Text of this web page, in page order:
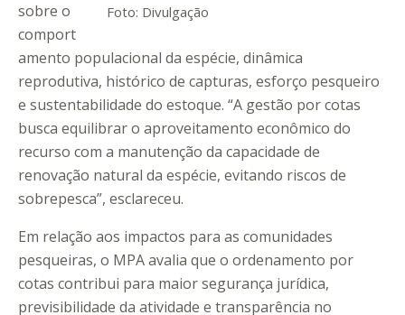
Foto: Divulgação
sobre o
comport
amento populacional da espécie, dinâmica
reprodutiva, histórico de capturas, esforço pesqueiro
e sustentabilidade do estoque. “A gestão por cotas
busca equilibrar o aproveitamento econômico do
recurso com a manutenção da capacidade de
renovação natural da espécie, evitando riscos de
sobrepesca”, esclareceu.
Em relação aos impactos para as comunidades
pesqueiras, o MPA avalia que o ordenamento por
cotas contribui para maior segurança jurídica,
previsibilidade da atividade e transparência no